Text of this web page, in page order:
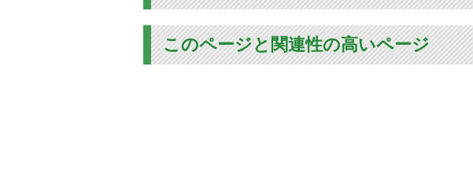
このページと関連性の高いページ